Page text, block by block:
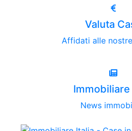
Valuta
Affidati alle
Immobiliare
News